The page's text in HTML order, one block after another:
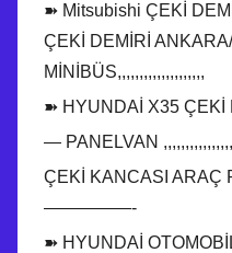
➽ Mitsubishi ÇEKİ
ÇEKİ DEMİRİ
MİNİBÜS,,,,,,,,,,,,,,,,,,,,
➽ HYUNDAİ X35 ÇEKİ
— PANELVAN
ÇEKİ KANCASI ARAÇ
—————-
➽ HYUNDAİ